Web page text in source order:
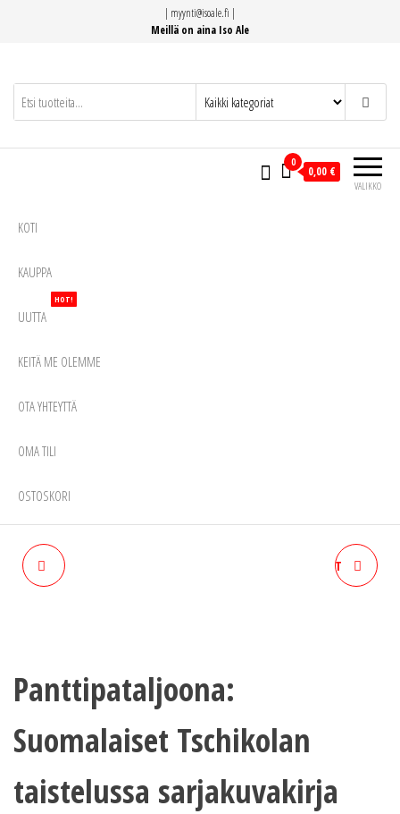
| myynti@isoale.fi |
Meillä on aina Iso Ale
VALIKKO
0
0,00 €
KOTI
KAUPPA
UUTTA
HOT!
KEITÄ ME OLEMME
OTA YHTEYTTÄ
OMA TILI
OSTOSKORI
PETRI NYGÅRD 29 SYNTIÄ- KERTAKÄYTTÖISET MASKIT
Panttipataljoona:
Suomalaiset Tschikolan
taistelussa sarjakuvakirja